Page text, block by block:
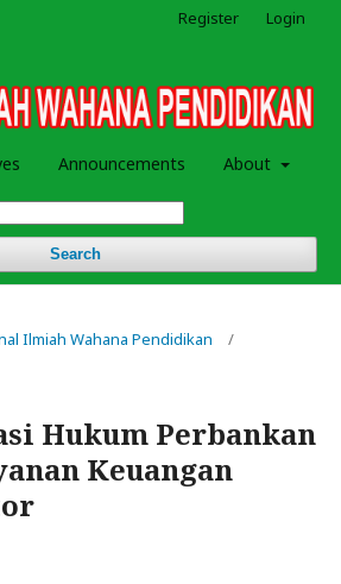
Announcements About
Search
Register Login
Ilmiah Wahana Pendidikan
/
Hukum Perbankan
Keuangan